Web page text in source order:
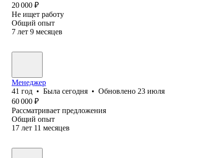
20 000 ₽
Не ищет работу
Общий опыт
7 лет 9 месяцев
Менеджер
41 год • Была сегодня • Обновлено 23 июля
60 000 ₽
Рассматривает предложения
Общий опыт
17 лет 11 месяцев